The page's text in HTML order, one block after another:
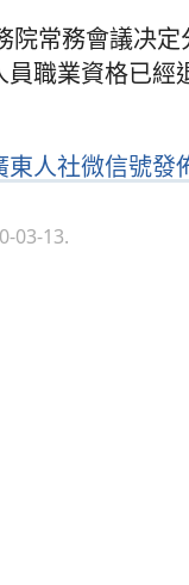
院常務會議决
員職業資格已
東人社微信號發
03-13.